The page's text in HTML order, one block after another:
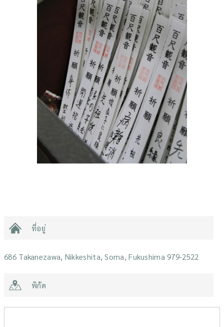
ที่อยู่
686 Takanezawa, Nikkeshita, Soma, Fukushima 979-2522
พิกัด